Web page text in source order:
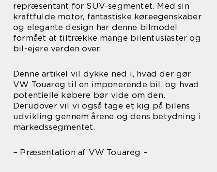
repræsentant for SUV-segmentet. Med sin
kraftfulde motor, fantastiske køreegenskaber
og elegante design har denne bilmodel
formået at tiltrække mange bilentusiaster og
bil-ejere verden over.
Denne artikel vil dykke ned i, hvad der gør
VW Touareg til en imponerende bil, og hvad
potentielle købere bør vide om den.
Derudover vil vi også tage et kig på bilens
udvikling gennem årene og dens betydning i
markedssegmentet.
– Præsentation af VW Touareg –